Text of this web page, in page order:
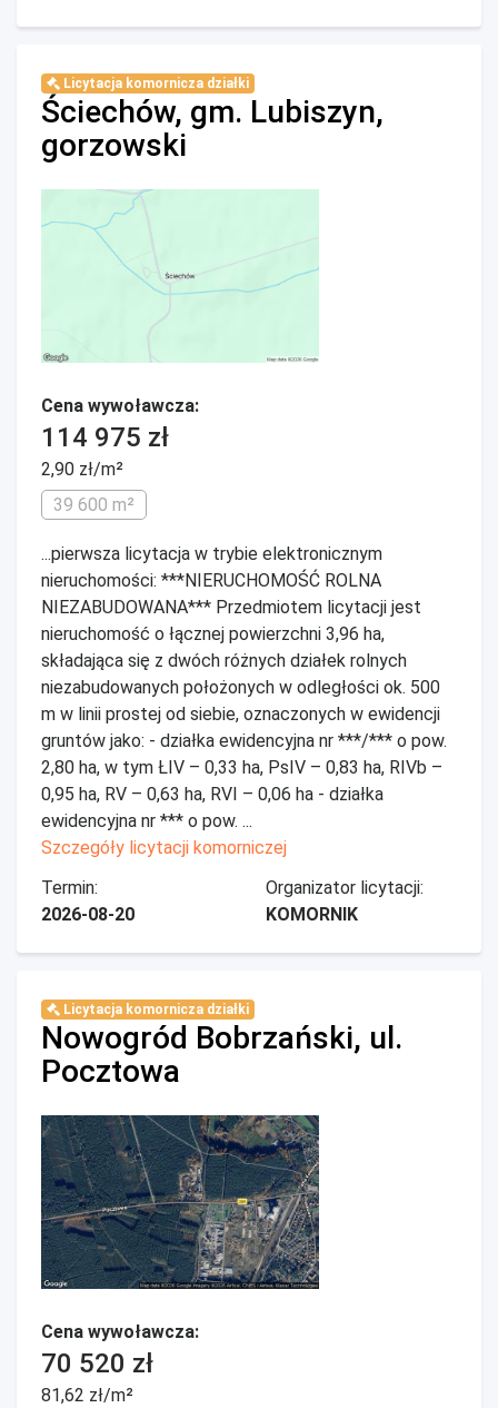
Licytacja komornicza działki
Ściechów, gm. Lubiszyn,
gorzowski
Cena wywoławcza:
114 975 zł
2,90 zł/m²
39 600 m²
...pierwsza licytacja w trybie elektronicznym
nieruchomości: ***NIERUCHOMOŚĆ ROLNA
NIEZABUDOWANA*** Przedmiotem licytacji jest
nieruchomość o łącznej powierzchni 3,96 ha,
składająca się z dwóch różnych działek rolnych
niezabudowanych położonych w odległości ok. 500
m w linii prostej od siebie, oznaczonych w ewidencji
gruntów jako: - działka ewidencyjna nr ***/*** o pow.
2,80 ha, w tym ŁIV – 0,33 ha, PsIV – 0,83 ha, RIVb –
0,95 ha, RV – 0,63 ha, RVI – 0,06 ha - działka
ewidencyjna nr *** o pow. ...
Szczegóły licytacji komorniczej
Termin:
2026-08-20
Organizator licytacji:
KOMORNIK
Licytacja komornicza działki
Nowogród Bobrzański, ul.
Pocztowa
Cena wywoławcza:
70 520 zł
81,62 zł/m²